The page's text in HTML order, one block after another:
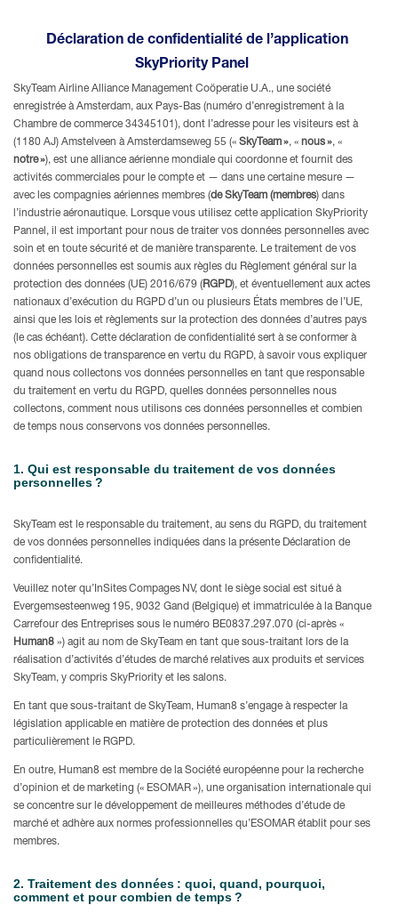
Déclaration de confidentialité de l’application
SkyPriority Panel
SkyTeam Airline Alliance Management Coöperatie U.A., une société
enregistrée à Amsterdam, aux Pays-Bas (numéro d’enregistrement à la
Chambre de commerce 34345101), dont l’adresse pour les visiteurs est à
(1180 AJ) Amstelveen à Amsterdamseweg 55 (« SkyTeam », « nous », «
notre»), est une alliance aérienne mondiale qui coordonne et fournit des
activités commerciales pour le compte et — dans une certaine mesure —
avec les compagnies aériennes membres (de SkyTeam (membres) dans
l’industrie aéronautique. Lorsque vous utilisez cette application SkyPriority
Pannel, il est important pour nous de traiter vos données personnelles avec
soin et en toute sécurité et de manière transparente. Le traitement de vos
données personnelles est soumis aux règles du Règlement général sur la
protection des données (UE) 2016/679 (RGPD), et éventuellement aux actes
nationaux d’exécution du RGPD d’un ou plusieurs États membres de l’UE,
ainsi que les lois et règlements sur la protection des données d’autres pays
(le cas échéant). Cette déclaration de confidentialité sert à se conformer à
nos obligations de transparence en vertu du RGPD, à savoir vous expliquer
quand nous collectons vos données personnelles en tant que responsable
du traitement en vertu du RGPD, quelles données personnelles nous
collectons, comment nous utilisons ces données personnelles et combien
de temps nous conservons vos données personnelles.
1. Qui est responsable du traitement de vos données
personnelles ?
SkyTeam est le responsable du traitement, au sens du RGPD, du traitement
de vos données personnelles indiquées dans la présente Déclaration de
confidentialité.
Veuillez noter qu’InSites Compages NV, dont le siège social est situé à
Evergemsesteenweg 195, 9032 Gand (Belgique) et immatriculée à la Banque
Carrefour des Entreprises sous le numéro BE0837.297.070 (ci-après «
Human8 ») agit au nom de SkyTeam en tant que sous-traitant lors de la
réalisation d’activités d’études de marché relatives aux produits et services
SkyTeam, y compris SkyPriority et les salons.
En tant que sous-traitant de SkyTeam, Human8 s’engage à respecter la
législation applicable en matière de protection des données et plus
particulièrement le RGPD.
En outre, Human8 est membre de la Société européenne pour la recherche
d’opinion et de marketing (« ESOMAR »), une organisation internationale qui
se concentre sur le développement de meilleures méthodes d’étude de
marché et adhère aux normes professionnelles qu’ESOMAR établit pour ses
membres.
2. Traitement des données : quoi, quand, pourquoi,
comment et pour combien de temps ?